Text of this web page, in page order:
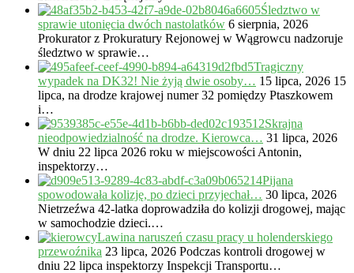
Śledztwo w
sprawie utonięcia dwóch nastolatków 6 sierpnia, 2026
Prokurator z Prokuratury Rejonowej w Wągrowcu nadzoruje
śledztwo w sprawie…
Tragiczny
wypadek na DK32! Nie żyją dwie osoby… 15 lipca, 2026 15
lipca, na drodze krajowej numer 32 pomiędzy Ptaszkowem
i…
Skrajna
nieodpowiedzialność na drodze. Kierowca… 31 lipca, 2026
W dniu 22 lipca 2026 roku w miejscowości Antonin,
inspektorzy…
Pijana
spowodowała kolizję, po dzieci przyjechał… 30 lipca, 2026
Nietrzeźwa 42-latka doprowadziła do kolizji drogowej, mając
w samochodzie dzieci.…
Lawina naruszeń czasu pracy u holenderskiego
przewoźnika 23 lipca, 2026 Podczas kontroli drogowej w
dniu 22 lipca inspektorzy Inspekcji Transportu…